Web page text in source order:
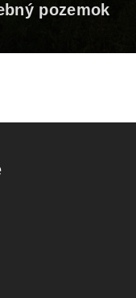
pozemok